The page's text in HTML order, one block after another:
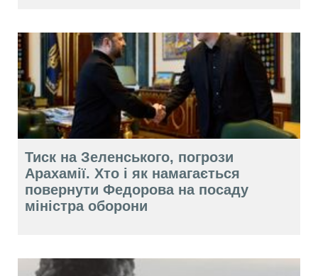
Тиск на Зеленського, погрози
Арахамії. Хто і як намагається
повернути Федорова на посаду
міністра оборони